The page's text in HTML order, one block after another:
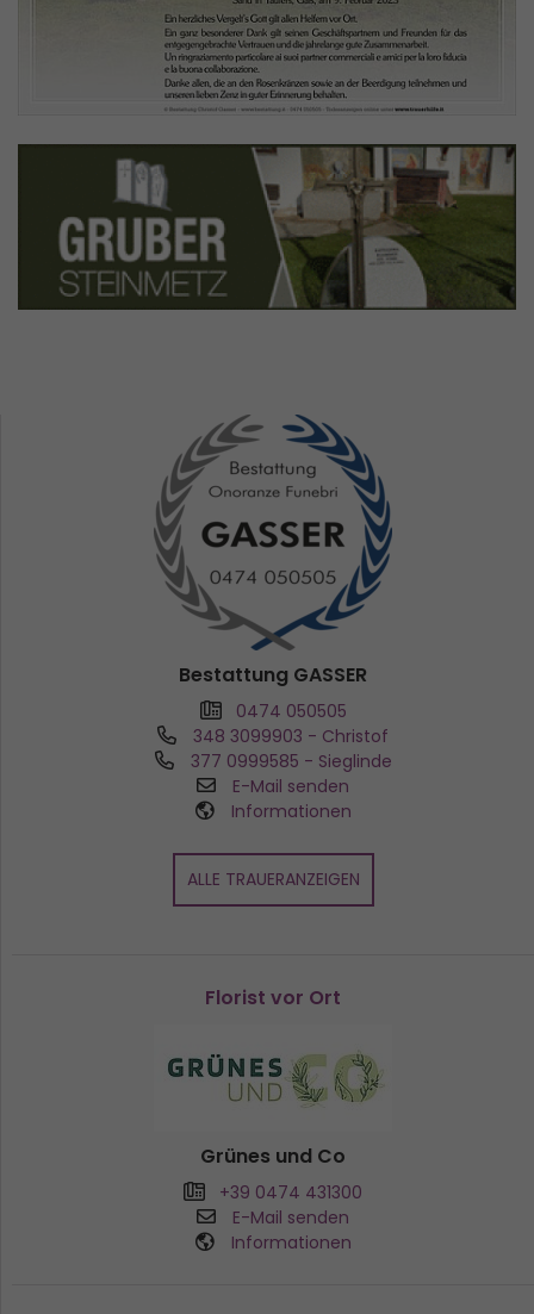
Bestattung GASSER
0474 050505
348 3099903 - Christof
377 0999585 - Sieglinde
E-Mail senden
Informationen
ALLE TRAUERANZEIGEN
Florist vor Ort
Grünes und Co
+39 0474 431300
E-Mail senden
Informationen